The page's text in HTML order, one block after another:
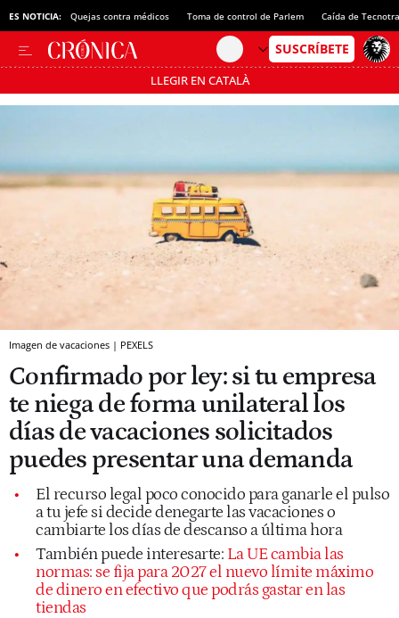
ES NOTICIA: Quejas contra médicos Toma de control de Parlem Caída de
LLEGIR EN CATALÀ
Pásate al MODO AHORRO
Imagen de vacaciones | PEXELS
Confirmado por ley: si tu empresa
te niega de forma unilateral los
días de vacaciones solicitados
puedes presentar una demanda
El recurso legal poco conocido para ganarle el pulso
a tu jefe si decide denegarte las vacaciones o
cambiarte los días de descanso a última hora
También puede interesarte: La UE cambia las
normas: se fija para 2027 el nuevo límite máximo
de dinero en efectivo que podrás gastar en las
tiendas